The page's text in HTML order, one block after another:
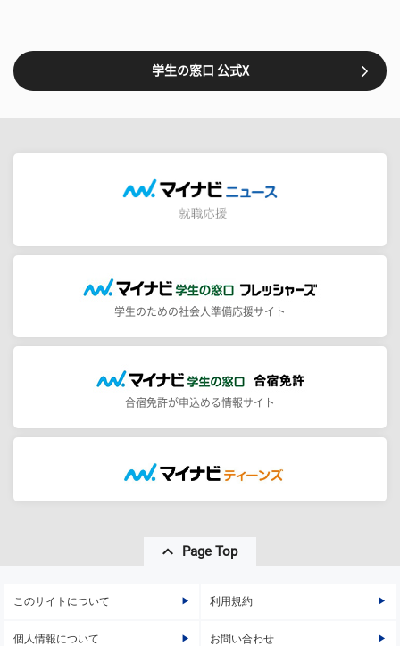
学生の窓口 公式X
学生のための社会人準備応援サイト
合宿免許が申込める情報サイト
Page Top
このサイトについて 利用規約
個人情報について お問い合わせ